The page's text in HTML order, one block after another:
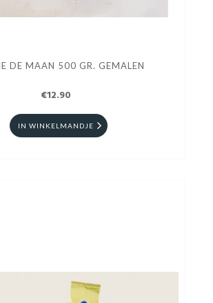
DE MAAN 500 GR. GEMALEN
€12.90
IN WINKELMANDJE